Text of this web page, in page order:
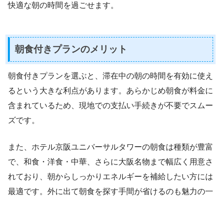
快適な朝の時間を過ごせます。
朝食付きプランのメリット
朝食付きプランを選ぶと、滞在中の朝の時間を有効に使え
るという大きな利点があります。あらかじめ朝食が料金に
含まれているため、現地での支払い手続きが不要でスムー
ズです。
また、ホテル京阪ユニバーサルタワーの朝食は種類が豊富
で、和食・洋食・中華、さらに大阪名物まで幅広く用意さ
れており、朝からしっかりエネルギーを補給したい方には
最適です。外に出て朝食を探す手間が省けるのも魅力の一